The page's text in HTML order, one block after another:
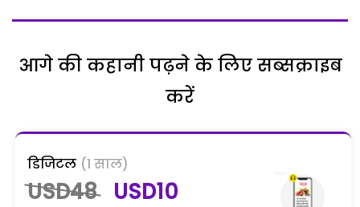
आगे की कहानी पढ़ने के लिए सब्सक्राइब
करें
डिजिटल (1 साल)
USD48 USD10